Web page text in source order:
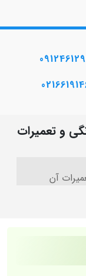
و تعمیرات
آن